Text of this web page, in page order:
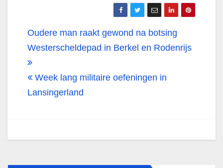
Bericht
navigatie
Oudere man raakt gewond na botsing
Westerscheldepad in Berkel en Rodenrijs
Week lang militaire oefeningen in
Lansingerland